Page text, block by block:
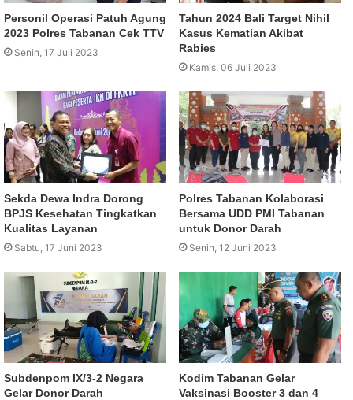
Personil Operasi Patuh Agung
2023 Polres Tabanan Cek TTV
Senin, 17 Juli 2023
Tahun 2024 Bali Target Nihil
Kasus Kematian Akibat
Rabies
Kamis, 06 Juli 2023
Sekda Dewa Indra Dorong
BPJS Kesehatan Tingkatkan
Kualitas Layanan
Sabtu, 17 Juni 2023
Polres Tabanan Kolaborasi
Bersama UDD PMI Tabanan
untuk Donor Darah
Senin, 12 Juni 2023
Subdenpom IX/3-2 Negara
Gelar Donor Darah
Kodim Tabanan Gelar
Vaksinasi Booster 3 dan 4